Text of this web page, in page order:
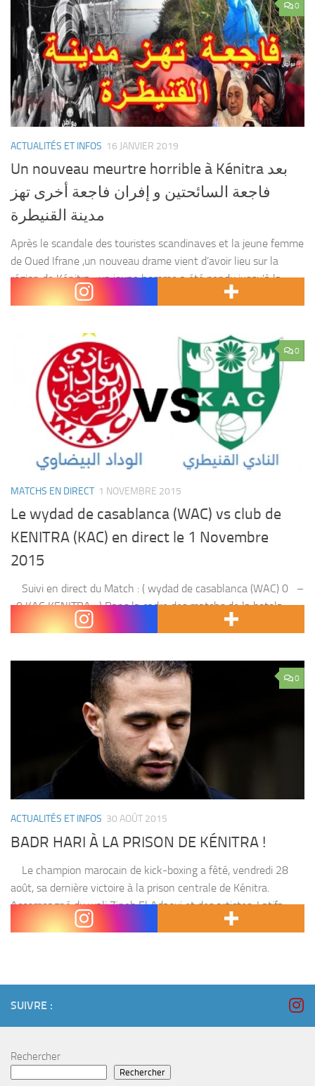
0
ACTUALITÉS ET INFOS 16 JANVIER 2019
Un nouveau meurtre horrible à Kénitra بعد
فاجعة السائحتين و إفران فاجعة أخرى تهز
مدينة القنيطرة
Après le scandale des touristes scandinaves et la jeune femme
de Oued Ifrane ,un nouveau drame vient d’avoir lieu sur la
région de Kénitra ; un jeune homme a été pendu jusqu’à la
0
MATCHS EN DIRECT 1 NOVEMBRE 2015
Le wydad de casablanca (WAC) vs club de
KENITRA (KAC) en direct le 1 Novembre
2015
Suivi en direct du Match : ( wydad de casablanca (WAC) 0 –
0 KAC KENITRA ) Dans la cadre des matchs de la botola
pro , le wydad de casablanca (WAC)...
0
ACTUALITÉS ET INFOS 30 AOÛT 2015
BADR HARI À LA PRISON DE KÉNITRA !
Le champion marocain de kick-boxing a fêté, vendredi 28
août, sa dernière victoire à la prison centrale de Kénitra.
Accompagné du wali Zineb El Adaoui et des artistes :Latifa
Raafat, Abdelali El...
SUIVRE :
Rechercher
Rechercher